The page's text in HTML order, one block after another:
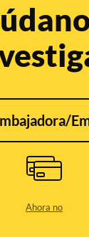
Ahora no
la teoría
sobre
túneles